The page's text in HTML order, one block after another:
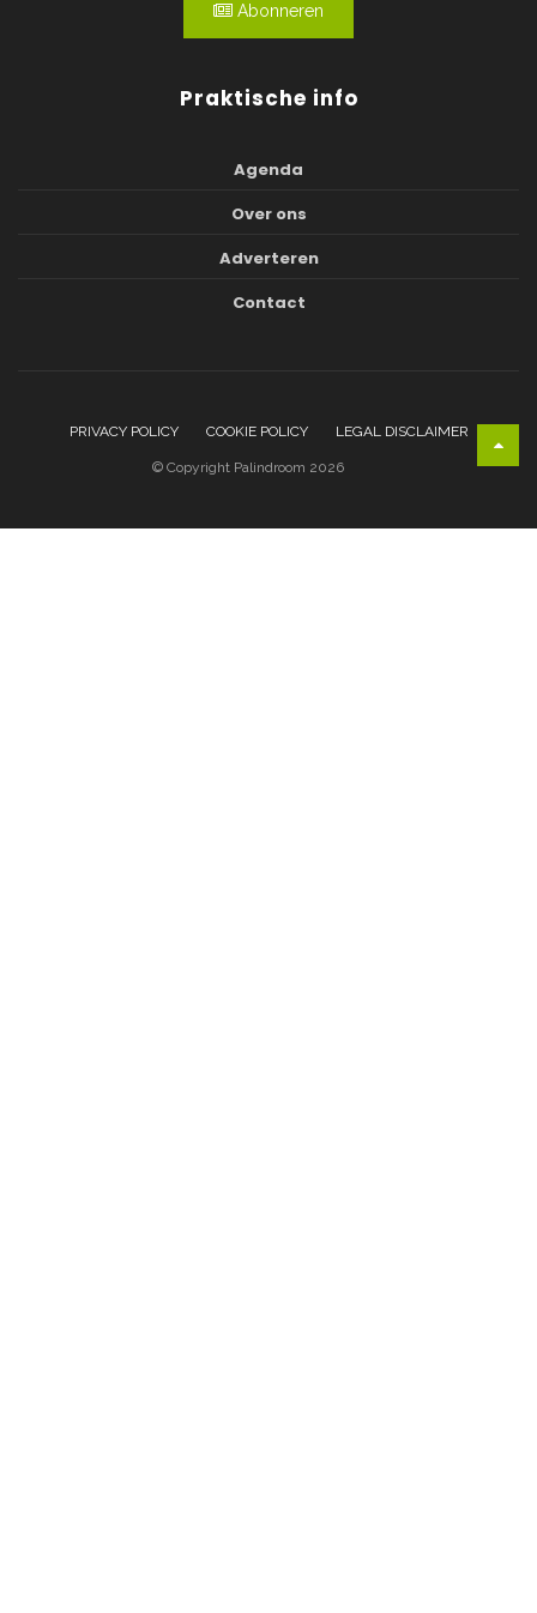
Abonneren
Praktische info
Agenda
Over ons
Adverteren
Contact
PRIVACY POLICY COOKIE POLICY LEGAL DISCLAIMER
© Copyright Palindroom 2026